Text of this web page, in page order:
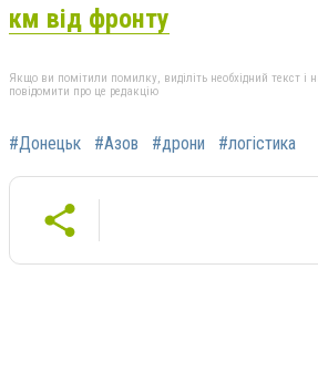
км від фронту
Якщо ви помітили помилку, виділіть необхідний текст і
повідомити про це редакцію
#Донецьк #Азов #дрони #логістика